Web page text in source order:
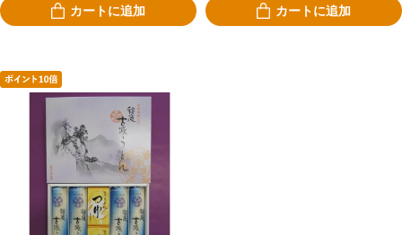
カートに追加 カートに追加